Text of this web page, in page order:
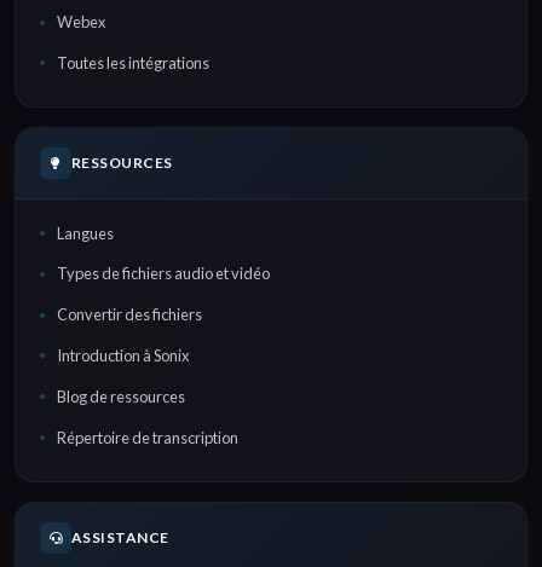
Webex
Toutes les intégrations
RESSOURCES
Langues
Types de fichiers audio et vidéo
Convertir des fichiers
Introduction à Sonix
Blog de ressources
Répertoire de transcription
ASSISTANCE